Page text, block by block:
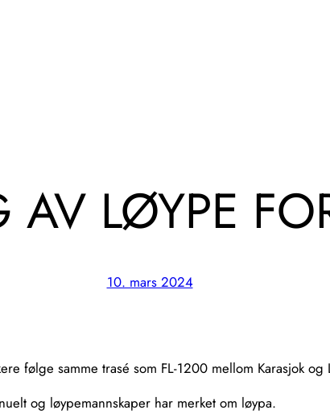
AV LØYPE
10. mars 2024
følge samme trasé som FL-1200 mellom Karasjok og
og løypemannskaper har merket om løypa.